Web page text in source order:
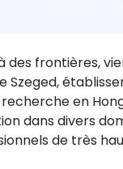
des frontières,
Szeged,
recherche en
dans divers
de très